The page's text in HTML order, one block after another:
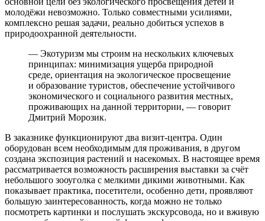
молодёжи невозможно. Только совместными усилиями,
комплексно решая задачи, реально добиться успехов в
природоохранной деятельности.
— Экотуризм мы строим на нескольких ключевых
принципах: минимизация ущерба природной
среде, ориентация на экологическое просвещение
и образование туристов, обеспечение устойчивого
экономического и социального развития местных,
проживающих на данной территории, — говорит
Дмитрий Морозик.
В заказнике функционируют два визит-центра. Один
оборудован всем необходимым для проживания, в другом
создана экспозиция растений и насекомых. В настоящее время
рассматривается возможность расширения выставки за счёт
небольшого зооуголка с мелкими дикими животными. Как
показывает практика, посетители, особенно дети, проявляют
большую заинтересованность, когда можно не только
посмотреть картинки и послушать экскурсовода, но и вживую